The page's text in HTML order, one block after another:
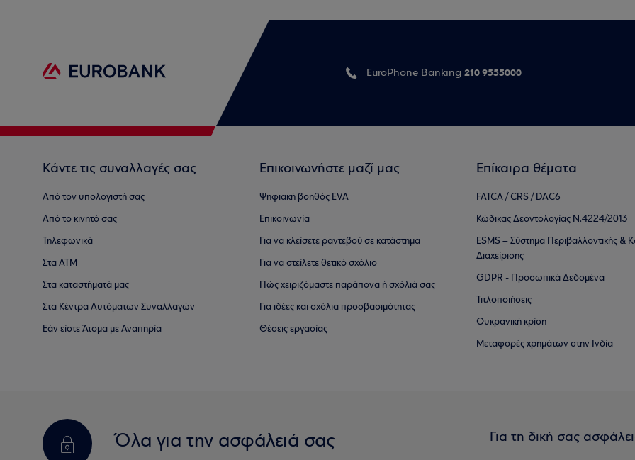
EuroPhone Banking 210 9555000
Κάντε τις συναλλαγές σας
Από τον υπολογιστή σας
Από το κινητό σας
Τηλεφωνικά
Στα ΑΤΜ
Στα καταστήματά μας
Στα Κέντρα Αυτόματων Συναλλαγών
Εάν είστε Άτομα με Αναπηρία
Επικοινωνήστε μαζί μας
Ψηφιακή βοηθός EVA
Επικοινωνία
Για να κλείσετε ραντεβού σε κατάστημα
Για να στείλετε θετικό σχόλιο
Πώς χειριζόμαστε παράπονα ή σχόλιά σας
Για ιδέες και σχόλια προσβασιμότητας
Θέσεις εργασίας
Επίκαιρα θέματα
FATCA / CRS / DAC6
Κώδικας Δεοντολογίας Ν.4224/2013
ESMS – Σύστημα Περιβαλλοντικής &
Διαχείρισης
GDPR - Προσωπικά Δεδομένα
Τιτλοποιήσεις
Ουκρανική κρίση
Μεταφορές χρημάτων στην Ινδία
Όλα για την ασφάλειά σας Για τη δική σας